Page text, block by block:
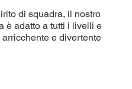
di squadra, il nostro
è adatto a tutti i livelli e
e divertente